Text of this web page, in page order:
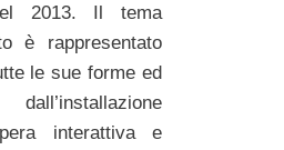
2013. Il tema
è rappresentato
le sue forme ed
interattiva e